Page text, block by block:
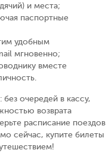
и места;
паспортные
удобным
мгновенно;
вместе
.
очередей в кассу,
возврата
расписание поездов
сейчас, купите билеты